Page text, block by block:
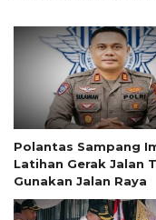
Polantas Sampang
Latihan Gerak Jalan
Gunakan Jalan Raya